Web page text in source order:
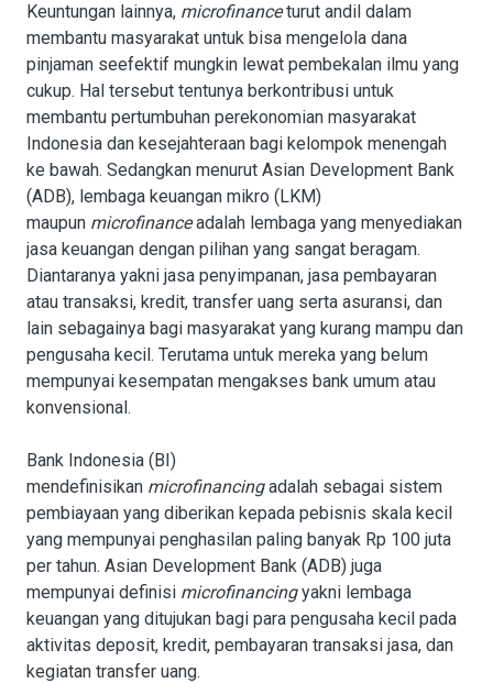
Keuntungan lainnya, microfinanceturut andil dalam
membantu masyarakat untuk bisa mengelola dana
pinjaman seefektif mungkin lewat pembekalan ilmu yang
cukup. Hal tersebut tentunya berkontribusi untuk
membantu pertumbuhan perekonomian masyarakat
Indonesia dan kesejahteraan bagi kelompok menengah
ke bawah. Sedangkan menurut Asian Development Bank
(ADB), lembaga keuangan mikro (LKM)
maupun microfinanceadalah lembaga yang menyediakan
jasa keuangan dengan pilihan yang sangat beragam.
Diantaranya yakni jasa penyimpanan, jasa pembayaran
atau transaksi, kredit, transfer uang serta asuransi, dan
lain sebagainya bagi masyarakat yang kurang mampu dan
pengusaha kecil. Terutama untuk mereka yang belum
mempunyai kesempatan mengakses bank umum atau
konvensional.
Bank Indonesia (BI)
mendefinisikan microfinancingadalah sebagai sistem
pembiayaan yang diberikan kepada pebisnis skala kecil
yang mempunyai penghasilan paling banyak Rp 100 juta
per tahun. Asian Development Bank (ADB) juga
mempunyai definisi microfinancingyakni lembaga
keuangan yang ditujukan bagi para pengusaha kecil pada
aktivitas deposit, kredit, pembayaran transaksi jasa, dan
kegiatan transfer uang.